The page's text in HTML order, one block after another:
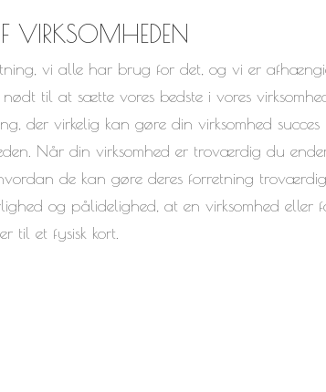
VIRKSOMHEDEN
vi alle har brug for det, og vi er
til at sætte vores bedste i vores
der virkelig kan gøre din virksomhed
Når din virksomhed er troværdig du
de kan gøre deres forretning
og pålidelighed, at en virksomhed eller
til et fysisk kort.